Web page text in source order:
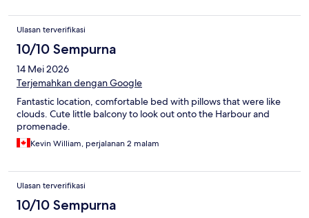
Ulasan terverifikasi
10/10 Sempurna
14 Mei 2026
Terjemahkan dengan Google
Fantastic location, comfortable bed with pillows that were like
clouds. Cute little balcony to look out onto the Harbour and
promenade.
Kevin William, perjalanan 2 malam
Ulasan terverifikasi
10/10 Sempurna